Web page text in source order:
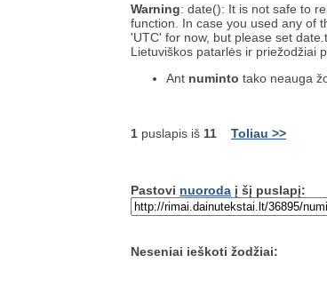
Warning: date(): It is not safe to
function. In case you used any of
'UTC' for now, but please set
Lietuviškos patarlės ir priežodžiai
Ant numinto tako neauga
1 puslapis iš 11 Toliau >>
Pastovi nuoroda į šį puslapį:
Neseniai ieškoti žodžiai: